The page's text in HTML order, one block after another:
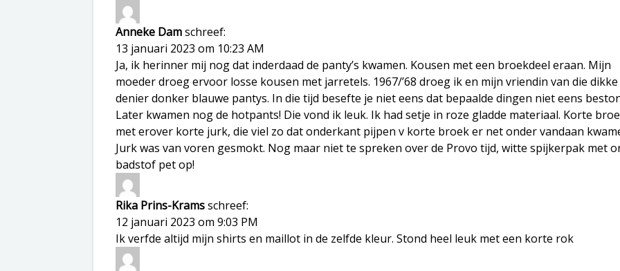
Anneke Damschreef:
13 januari 2023 om 10:23 AM
Ja, ik herinner mij nog dat inderdaad de panty’s kwamen. Kousen met een broekdeel eraan. Mijn
moeder droeg ervoor losse kousen met jarretels. 1967/’68 droeg ik en mijn vriendin van die dikke
denier donker blauwe pantys. In die tijd besefte je niet eens dat bepaalde dingen niet eens
Later kwamen nog de hotpants! Die vond ik leuk. Ik had setje in roze gladde materiaal. Korte
met erover korte jurk, die viel zo dat onderkant pijpen v korte broek er net onder vandaan
Jurk was van voren gesmokt. Nog maar niet te spreken over de Provo tijd, witte spijkerpak met
badstof pet op!
Rika Prins-Kramsschreef:
12 januari 2023 om 9:03 PM
Ik verfde altijd mijn shirts en maillot in de zelfde kleur. Stond heel leuk met een korte rok